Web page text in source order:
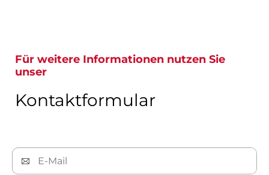
Für weitere Informationen nutzen Sie
unser
Kontaktformular